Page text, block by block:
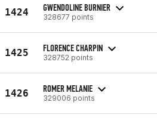
1424 GWENDOLINE BURNIER
328677 points
1425 FLORENCE CHARPIN
328752 points
1426 ROMER MELANIE
329006 points